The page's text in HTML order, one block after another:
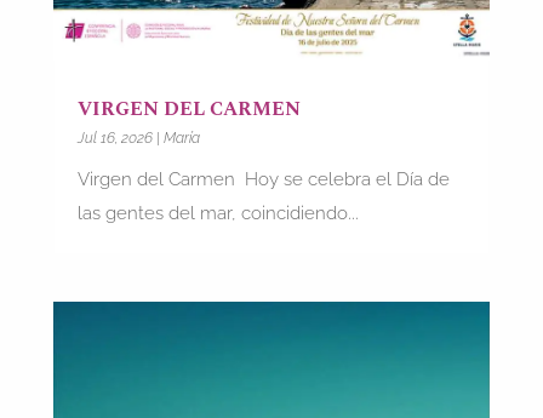
VIRGEN DEL CARMEN
Jul 16, 2026| María
Virgen del Carmen Hoy se celebra el Día de
las gentes del mar, coincidiendo...